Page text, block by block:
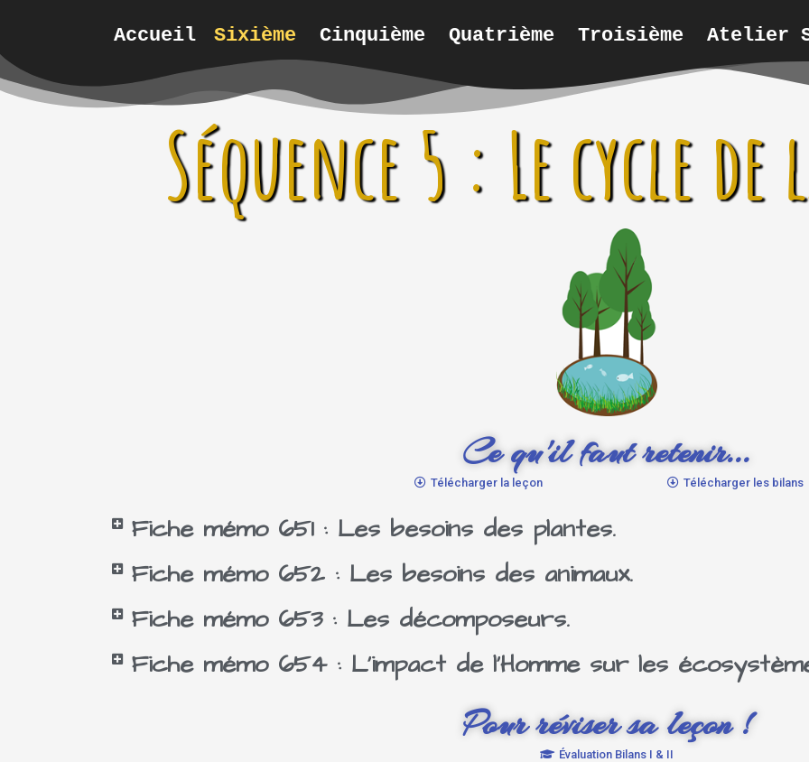
Accueil Sixième Cinquième Quatrième Troisième Atelier
Séquence 5 : Le cycle
Ce qu'il faut retenir...
Télécharger la leçon Télécharger les bilans
Fiche mémo 651 : Les besoins des plantes.
Fiche mémo 652 : Les besoins des animaux.
Fiche mémo 653 : Les décomposeurs.
Fiche mémo 654 : L'impact de l'Homme sur les
Pour réviser sa leçon !
Évaluation Bilans I & II